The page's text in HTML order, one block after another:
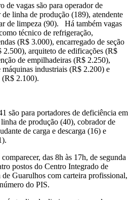
de vagas são para operador de
linha de produção (189), atendente
de limpeza (90). Há também vagas
técnico de refrigeração,
(R$ 3.000), encarregado de seção
arquiteto de edificações (R$
de empilhadeiras (R$ 2.250),
máquinas industriais (R$ 2.200) e
(R$ 2.100).
são para portadores de deficiência em
de produção (40), cobrador de
de carga e descarga (16) e
das 8h às 17h, de segunda
postos do Centro Integrado de
Guarulhos com carteira profissional,
do PIS.